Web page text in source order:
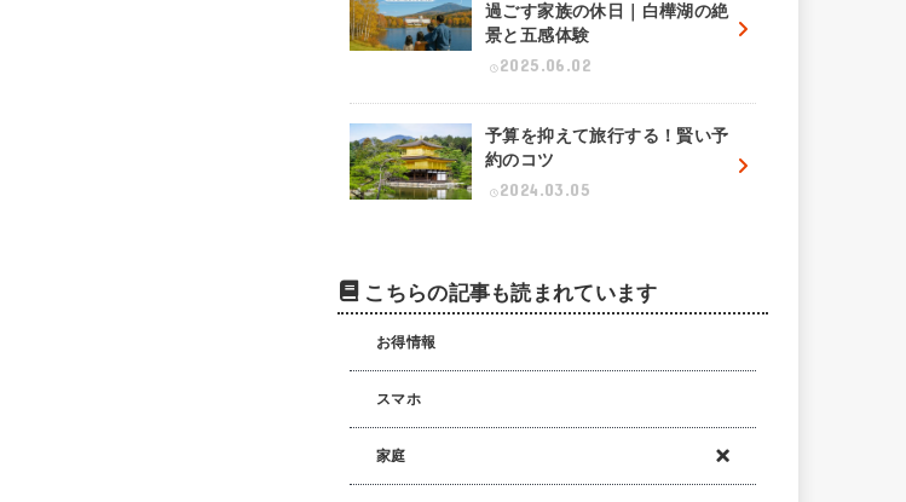
過ごす家族の休日｜白樺湖の絶
景と五感体験
2025.06.02
予算を抑えて旅行する！賢い予
約のコツ
2024.03.05
こちらの記事も読まれています
お得情報
スマホ
家庭